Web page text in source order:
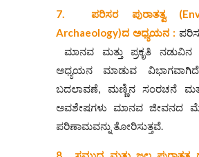
7. ಪರಿಸರ ಪುರಾತತ್ವ
Archaeology)ದ ಅಧ್ಯಯನ :
ಮಾನವ ಮತ್ತು ಪ್ರಕೃತಿ ನಡುವಿನ
ಅಧ್ಯಯನ ಮಾಡುವ
ಬದಲಾವಣೆ, ಮಣ್ಣಿನ ಸಂರಚನೆ
ಅವಶೇಷಗಳು ಮಾನವ ಜೀವನದ
ಪರಿಣಾಮವನ್ನು ತೋರಿಸುತ್ತವೆ.